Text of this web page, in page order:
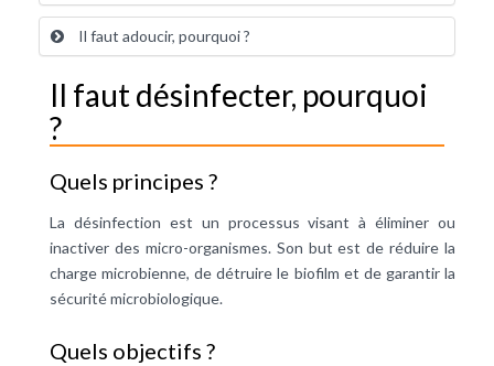
Il faut adoucir, pourquoi ?
Il faut désinfecter, pourquoi
?
Quels principes ?
La désinfection est un processus visant à éliminer ou
inactiver des micro-organismes. Son but est de réduire la
charge microbienne, de détruire le biofilm et de garantir la
sécurité microbiologique.
Quels objectifs ?